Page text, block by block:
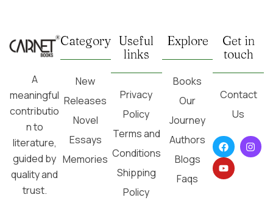
A
meaningful
contributio
n to
literature,
guided by
quality and
trust.
Category
New
Releases
Novel
Essays
Memories
Useful
links
Privacy
Policy
Terms and
Conditions
Shipping
Policy
Explore
Books
Our
Journey
Authors
Blogs
Faqs
Get in
touch
Contact
Us